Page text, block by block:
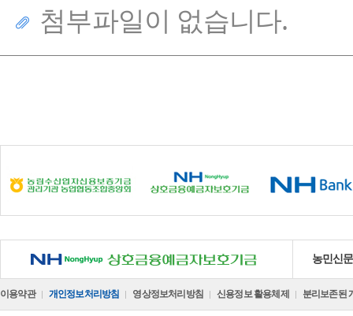
첨부파일이 없습니다.
NH 상호금융예금자보호기금 농민신
이용약관 개인정보처리방침 영상정보처리방침 신용정보 활용체제 분리보존된